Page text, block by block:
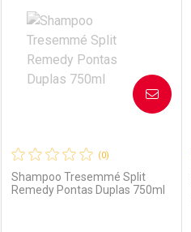
Laboratório
Por Menos
(0)
Shampoo Tresemmé Split
Remedy Pontas Duplas 750ml
AVISE-ME